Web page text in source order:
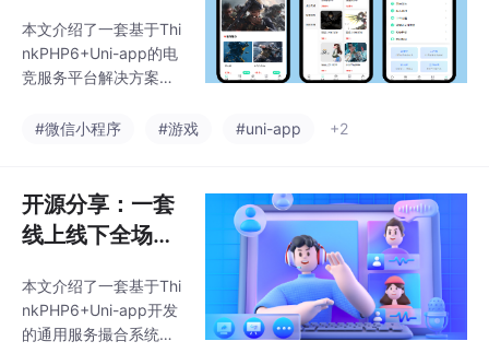
现上利用Workerman构
建即时通讯服务，采用
混合推荐算法提升匹配
化、缓存策略等措施保
营，内置会员
全游戏服务平台
完整解决方案
程）
本文介绍了一套基于Thi
nkPHP6+Uni-app的电
竞服务平台解决方案。
序、H5、APP等多端同
景。技术架构采用Uni-a
pp实现跨端开发，后端
使用ThinkPHP6框架，
机、Redis抢单机制和佣
金结算体系。部署方案
基于宝塔面板，支持快
#微信小程序 #游戏 #uni-app +2
开源分享：一套
线上线下全场景
码
本文介绍了一套基于Thi
nkPHP6+Uni-app开发
的通用服务撮合系统，